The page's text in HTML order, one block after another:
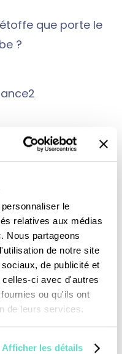
le
relatives aux médias
Nous partageons
de notre site
de publicité et
ci avec d'autres
ou qu'ils ont
de leurs services.
Afficher les détails
que porte le
?
don
août 2026